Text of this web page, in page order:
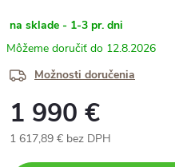
na sklade - 1-3 pr. dni
12.8.2026
Možnosti doručenia
1 990 €
1 617,89 € bez DPH